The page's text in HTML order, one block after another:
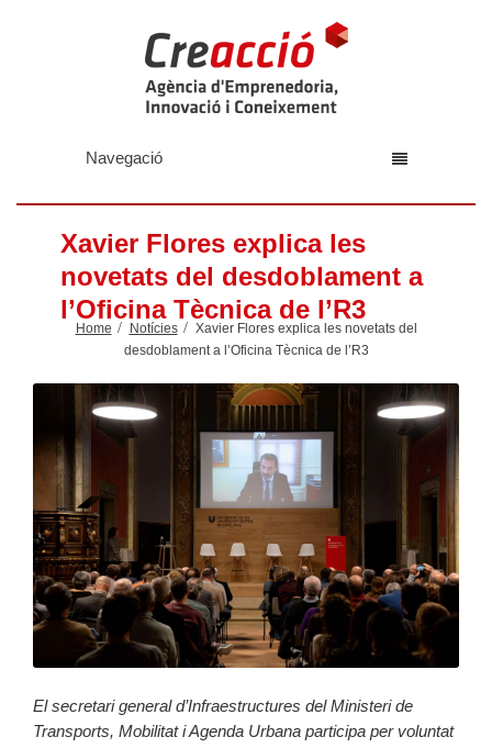
Navegació
Xavier Flores explica les
novetats del desdoblament a
l’Oficina Tècnica de l’R3
Home Notícies
Xavier Flores explica les novetats del
desdoblament a l’Oficina Tècnica de l’R3
El secretari general d’Infraestructures del Ministeri de
Transports, Mobilitat i Agenda Urbana participa per voluntat